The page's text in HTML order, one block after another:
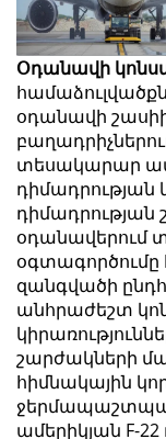
Օդանավի
օդանավի
տեսակարար
օդանավերում
օգտագործումը
զանգվածի
անհրաժեշտ
շարժակների
հիմնակային
ամերիկյան F-